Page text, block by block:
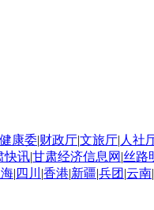
康委|财政厅|文旅厅| 人社
快讯|甘肃经济信息网 |丝路
海| 四川 |香港|新疆|兵团 |云南|